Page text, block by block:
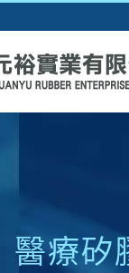
醫療矽